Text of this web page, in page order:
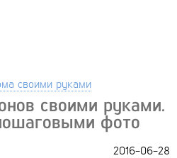
своими руками
своими руками.
фото
2016-06-28